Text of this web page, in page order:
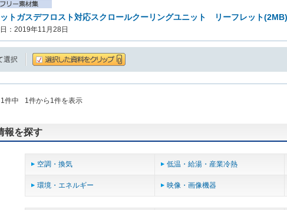
トガスデフロスト対応スクロールクーリングユニット リーフレット(2MB)
：2019年11月28日
選択
1件中 1件から 1件を表示
報を探す
空調・換気 低温・給湯・産業冷熱
環境・エネルギー 映像・画像機器